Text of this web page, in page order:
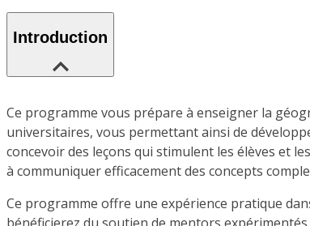
Introduction
Ce programme vous prépare à enseigner la
universitaires, vous permettant ainsi de
concevoir des leçons qui stimulent les élèves et
à communiquer efficacement des concepts
Ce programme offre une expérience pratique